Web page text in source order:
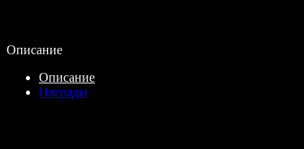
Описание
Описание
Награды